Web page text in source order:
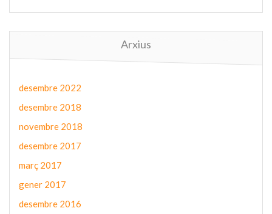
Arxius
desembre 2022
desembre 2018
novembre 2018
desembre 2017
març 2017
gener 2017
desembre 2016